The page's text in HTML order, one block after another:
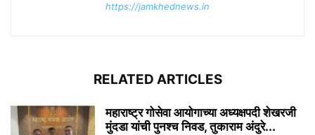
https://jamkhednews.in
RELATED ARTICLES
महाराष्ट्र गोसेवा आयोगाच्या अध्यक्षपदी शेखरजी
मुंदडा यांची पुनश्च निवड, तुकाराम अंदुरे...